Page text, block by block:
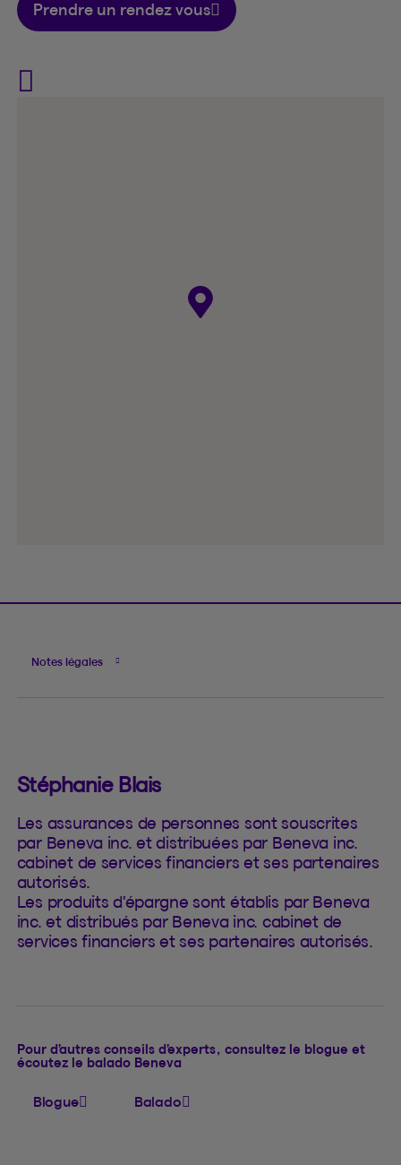
Prendre un rendez vous
Visit Stéphanie Blais on
Notes légales
Stéphanie Blais
Les assurances de personnes sont souscrites
par Beneva inc. et distribuées par Beneva inc.
cabinet de services financiers et ses partenaires
autorisés.
Les produits d'épargne sont établis par Beneva
inc. et distribués par Beneva inc. cabinet de
services financiers et ses partenaires autorisés.
Pour d’autres conseils d’experts, consultez le blogue et
écoutez le balado Beneva
Blogue Balado